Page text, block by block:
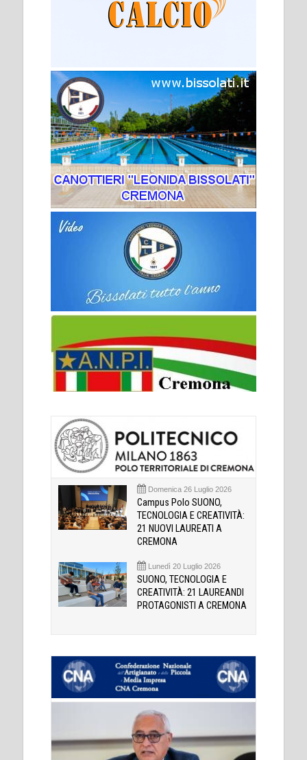
Domenica 26 Luglio 2026
Campus Polo SUONO,
TECNOLOGIA E CREATIVITÀ:
21 NUOVI LAUREATI A
CREMONA
Lunedì 20 Luglio 2026
SUONO, TECNOLOGIA E
CREATIVITÀ: 21 LAUREANDI
PROTAGONISTI A CREMONA